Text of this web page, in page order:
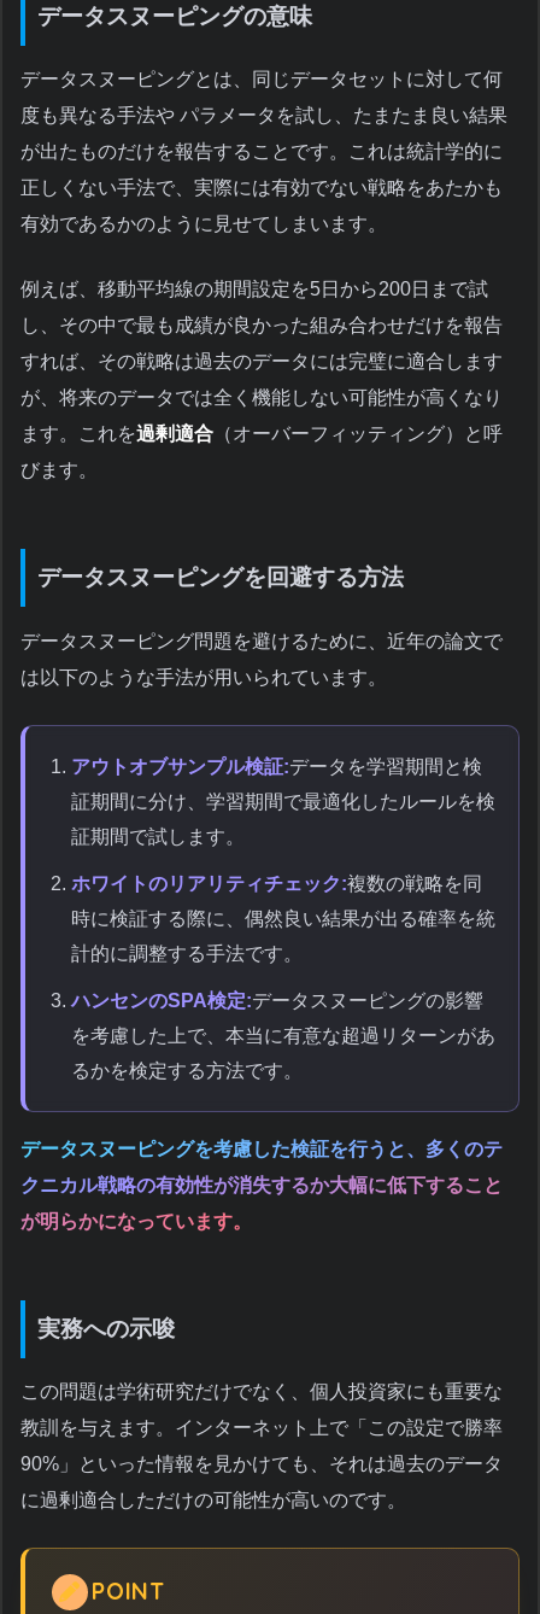
データスヌーピングの意味
データスヌーピングとは、同じデータセットに対して何
度も異なる手法や パラメータを試し、たまたま良い結果
が出たものだけを報告することです。これは統計学的に
正しくない手法で、実際には有効でない戦略をあたかも
有効であるかのように見せてしまいます。
例えば、移動平均線の期間設定を5日から200日まで試
し、その中で最も成績が良かった組み合わせだけを報告
すれば、その戦略は過去のデータには完璧に適合します
が、将来のデータでは全く機能しない可能性が高くなり
ます。これを過剰適合 （オーバーフィッティング）と呼
びます。
データスヌーピングを回避する方法
データスヌーピング問題を避けるために、近年の論文で
は以下のような手法が用いられています。
アウトオブサンプル検証:データを学習期間と検
証期間に分け、学習期間で最適化したルールを検
証期間で試します。
ホワイトのリアリティチェック:複数の戦略を同
時に検証する際に、偶然良い結果が出る確率を統
計的に調整する手法です。
ハンセンのSPA検定:データスヌーピングの影響
を考慮した上で、本当に有意な超過リターンがあ
るかを検定する方法です。
データスヌーピングを考慮した検証を行うと、多くのテ
クニカル戦略の有効性が消失するか大幅に低下すること
が明らかになっています。
実務への示唆
この問題は学術研究だけでなく、個人投資家にも重要な
教訓を与えます。インターネット上で「この設定で勝率
90%」といった情報を見かけても、それは過去のデータ
に過剰適合しただけの可能性が高いのです。
POINT